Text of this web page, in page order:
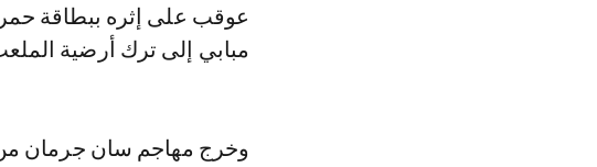
عوقب على إثره ببطاقة
مبابي إلى ترك أرضية الملعب في الدقيقة 33
وخرج مهاجم سان جرمان